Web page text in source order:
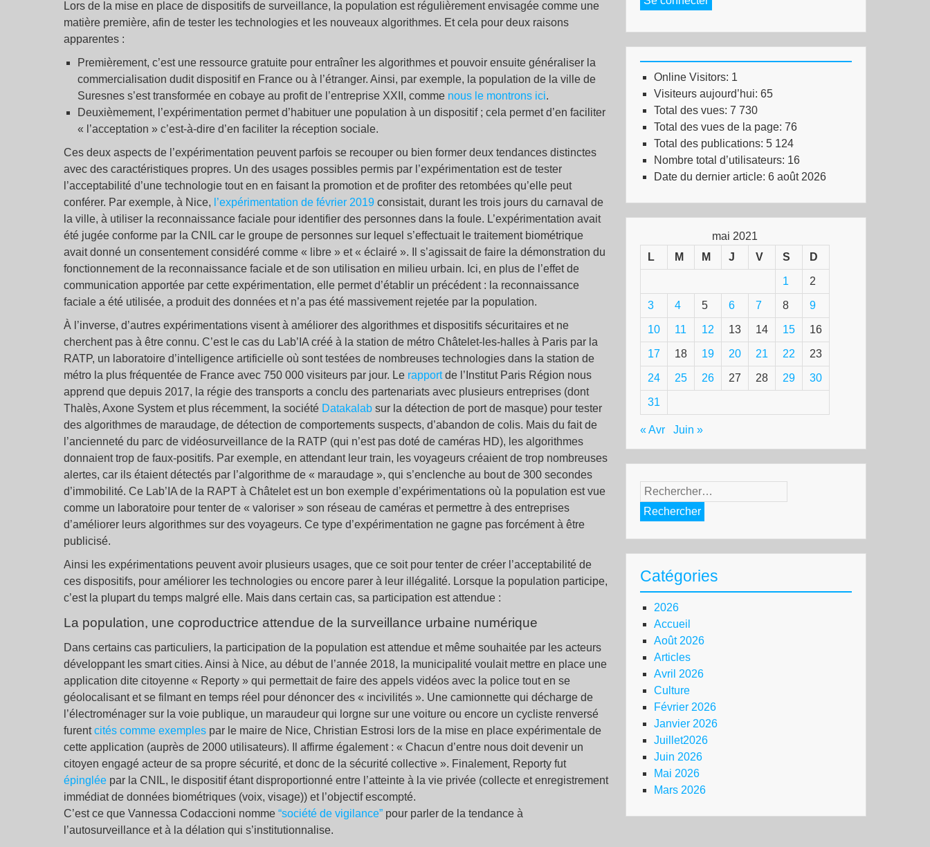
Lors de la mise en place de dispositifs de surveillance, la population est régulièrement envisagée comme une
matière première, afin de tester les technologies et les nouveaux algorithmes. Et cela pour deux raisons
apparentes :
Premièrement, c’est une ressource gratuite pour entraîner les algorithmes et pouvoir ensuite généraliser la
commercialisation dudit dispositif en France ou à l’étranger. Ainsi, par exemple, la population de la ville de
Suresnes s’est transformée en cobaye au profit de l’entreprise XXII, comme nous le montrons ici.
Deuxièmement, l’expérimentation permet d’habituer une population à un dispositif ; cela permet d’en faciliter
« l’acceptation » c’est-à-dire d’en faciliter la réception sociale.
Ces deux aspects de l’expérimentation peuvent parfois se recouper ou bien former deux tendances distinctes
avec des caractéristiques propres. Un des usages possibles permis par l’expérimentation est de tester
l’acceptabilité d’une technologie tout en en faisant la promotion et de profiter des retombées qu’elle peut
conférer. Par exemple, à Nice, l’expérimentation de février 2019 consistait, durant les trois jours du carnaval de
la ville, à utiliser la reconnaissance faciale pour identifier des personnes dans la foule. L’expérimentation avait
été jugée conforme par la CNIL car le groupe de personnes sur lequel s’effectuait le traitement biométrique
avait donné un consentement considéré comme « libre » et « éclairé ». Il s’agissait de faire la démonstration du
fonctionnement de la reconnaissance faciale et de son utilisation en milieu urbain. Ici, en plus de l’effet de
communication apportée par cette expérimentation, elle permet d’établir un précédent : la reconnaissance
faciale a été utilisée, a produit des données et n’a pas été massivement rejetée par la population.
À l’inverse, d’autres expérimentations visent à améliorer des algorithmes et dispositifs sécuritaires et ne
cherchent pas à être connu. C’est le cas du Lab’IA créé à la station de métro Châtelet-les-halles à Paris par la
RATP, un laboratoire d’intelligence artificielle où sont testées de nombreuses technologies dans la station de
métro la plus fréquentée de France avec 750 000 visiteurs par jour. Le rapportde l’Institut Paris Région nous
apprend que depuis 2017, la régie des transports a conclu des partenariats avec plusieurs entreprises (dont
Thalès, Axone System et plus récemment, la société Datakalab sur la détection de port de masque) pour tester
des algorithmes de maraudage, de détection de comportements suspects, d’abandon de colis. Mais du fait de
l’ancienneté du parc de vidéosurveillance de la RATP (qui n’est pas doté de caméras HD), les algorithmes
donnaient trop de faux-positifs. Par exemple, en attendant leur train, les voyageurs créaient de trop nombreuses
alertes, car ils étaient détectés par l’algorithme de « maraudage », qui s’enclenche au bout de 300 secondes
d’immobilité. Ce Lab’IA de la RAPT à Châtelet est un bon exemple d’expérimentations où la population est vue
comme un laboratoire pour tenter de « valoriser » son réseau de caméras et permettre à des entreprises
d’améliorer leurs algorithmes sur des voyageurs. Ce type d’expérimentation ne gagne pas forcément à être
publicisé.
Ainsi les expérimentations peuvent avoir plusieurs usages, que ce soit pour tenter de créer l’acceptabilité de
ces dispositifs, pour améliorer les technologies ou encore parer à leur illégalité. Lorsque la population participe,
c’est la plupart du temps malgré elle. Mais dans certain cas, sa participation est attendue :
La population, une coproductrice attendue de la surveillance urbaine numérique
Dans certains cas particuliers, la participation de la population est attendue et même souhaitée par les acteurs
développant les smart cities. Ainsi à Nice, au début de l’année 2018, la municipalité voulait mettre en place une
application dite citoyenne « Reporty » qui permettait de faire des appels vidéos avec la police tout en se
géolocalisant et se filmant en temps réel pour dénoncer des « incivilités ». Une camionnette qui décharge de
l’électroménager sur la voie publique, un maraudeur qui lorgne sur une voiture ou encore un cycliste renversé
furentcités comme exemples par le maire de Nice, Christian Estrosi lors de la mise en place expérimentale de
cette application (auprès de 2000 utilisateurs). Il affirme également : « Chacun d’entre nous doit devenir un
citoyen engagé acteur de sa propre sécurité, et donc de la sécurité collective ». Finalement, Reporty fut
épinglée par la CNIL, le dispositif étant disproportionné entre l’atteinte à la vie privée (collecte et enregistrement
immédiat de données biométriques (voix, visage)) et l’objectif escompté.
C’est ce que Vannessa Codaccioni nomme “société de vigilance” pour parler de la tendance à
l’autosurveillance et à la délation qui s’institutionnalise.
Online Visitors: 1
Visiteurs aujourd’hui: 65
Total des vues: 7 730
Total des vues de la page: 76
Total des publications: 5 124
Nombre total d’utilisateurs: 16
Date du dernier article: 6 août 2026
mai 2021
L
M M J V S D
1 2
3 4 5 6 7 8 9
10 11 12 13 14 15 16
17 18 19 20 21 22 23
24 25 26 27 28 29 30
31
« Avr Juin »
Rechercher :
Catégories
2026
Accueil
Août 2026
Articles
Avril 2026
Culture
Février 2026
Janvier 2026
Juillet2026
Juin 2026
Mai 2026
Mars 2026